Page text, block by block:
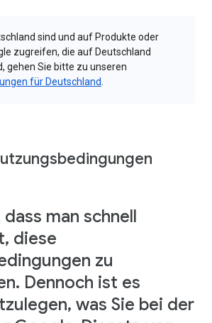
sind und auf Produkte oder
zugreifen, die auf Deutschland
gehen Sie bitte zu unseren
für Deutschland
man schnell
diese
zu
Dennoch ist es
was Sie bei der